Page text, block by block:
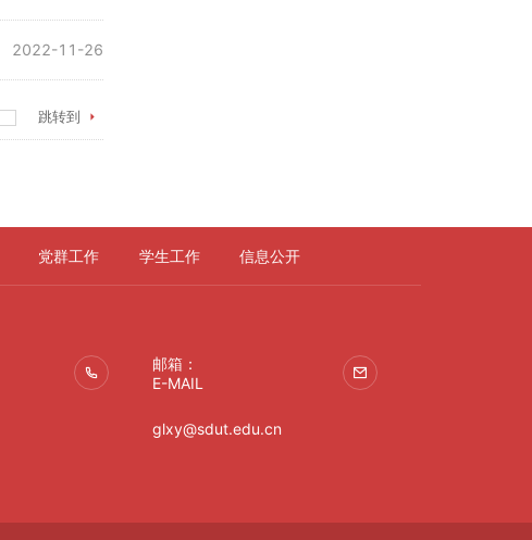
2022-11-26
跳转到
党群工作 学生工作 信息公开
邮箱：
E-MAIL
glxy@sdut.edu.cn